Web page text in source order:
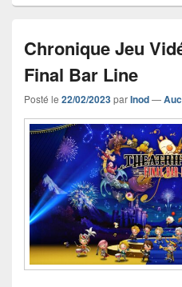
Chronique Jeu
Final Bar Line
Posté le 22/02/2023parInod—